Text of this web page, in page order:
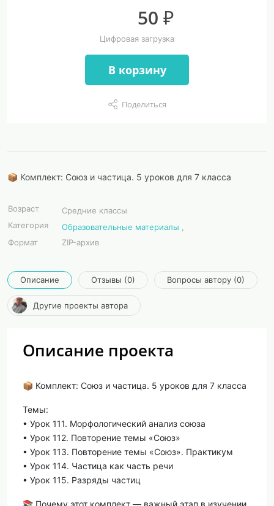
50 ₽
Цифровая загрузка
В корзину
Поделиться
📦 Комплект: Союз и частица. 5 уроков для 7 класса
Возраст
Средние классы
Категория
Образовательные материалы
Формат
ZIP-архив
Описание Отзывы (0) Вопросы автору (0)
Другие проекты автора
Описание проекта
📦 Комплект: Союз и частица. 5 уроков для 7 класса
Темы:
• Урок 111. Морфологический анализ союза
• Урок 112. Повторение темы «Союз»
• Урок 113. Повторение темы «Союз». Практикум
• Урок 114. Частица как часть речи
• Урок 115. Разряды частиц
📚 Почему этот комплект — важный этап в изучении